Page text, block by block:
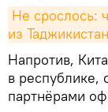
Не срослось:
из
Напротив,
в республике,
партнёрами